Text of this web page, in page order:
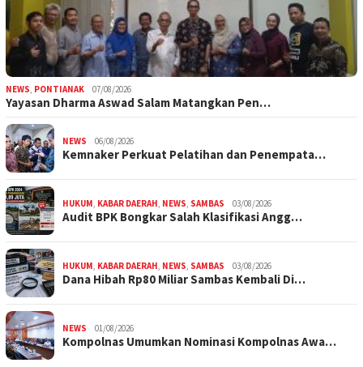
NEWS PONTIANAK 07/08/2026
Yayasan Dharma Aswad Salam Matangkan Pen…
NEWS 06/08/2026
Kemnaker Perkuat Pelatihan dan Penempata…
HUKUM KABAR DAERAH NEWS SAMBAS 03/08/2026
Audit BPK Bongkar Salah Klasifikasi Angg…
HUKUM KABAR DAERAH NEWS SAMBAS 03/08/2026
Dana Hibah Rp80 Miliar Sambas Kembali Di…
NEWS 01/08/2026
Kompolnas Umumkan Nominasi Kompolnas Awa…